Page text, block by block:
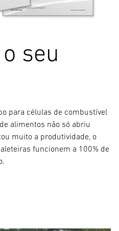
seu
para células de combustível
alimentos não só abriu
muito a produtividade, o
funcionem a 100% de